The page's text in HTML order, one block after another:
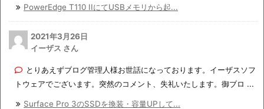
PowerEdge T110 IIにてUSBメモリから起...
2021年3月26日
イーザス さん
とりあえずブログ管理人様お世話になっております。イーザスソフ
トウェアでございます。突然のコメント、失礼いたします。御ブロ ...
Surface Pro 3のSSDを換装・容量UPして...